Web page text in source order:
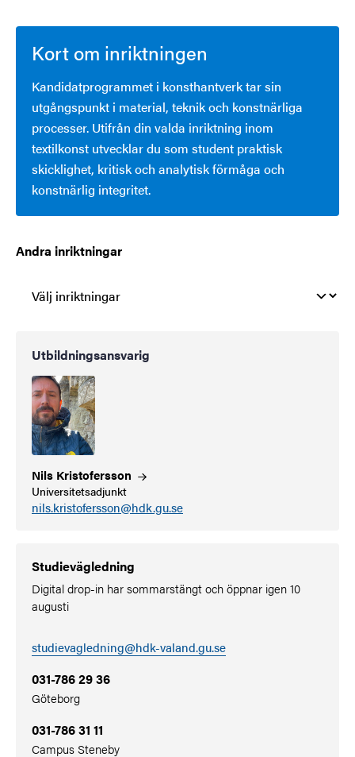
Kort om inriktningen
Kandidatprogrammet i konsthantverk tar sin
utgångspunkt i material, teknik och konstnärliga
processer. Utifrån din valda inriktning inom
textilkonst utvecklar du som student praktisk
skicklighet, kritisk och analytisk förmåga och
konstnärlig integritet.
Andra inriktningar
Utbildningsansvarig
Nils Kristofersson
Universitetsadjunkt
nils.kristofersson@hdk.gu.se
Studievägledning
Digital drop-in har sommarstängt och öppnar igen 10
augusti
studievagledning@hdk-valand.gu.se
031-786 29 36
Göteborg
031-786 31 11
Campus Steneby